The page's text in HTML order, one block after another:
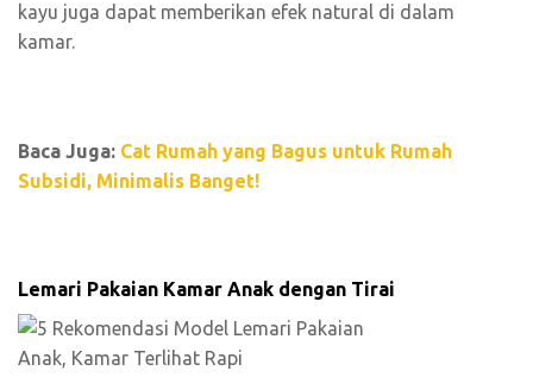
kayu juga dapat memberikan efek natural di dalam
kamar.
Baca Juga: Cat Rumah yang Bagus untuk Rumah
Subsidi, Minimalis Banget!
Lemari Pakaian Kamar Anak dengan Tirai